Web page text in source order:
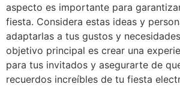
aspecto es importante para
fiesta. Considera estas ideas y
adaptarlas a tus gustos y
objetivo principal es crear una
para tus invitados y asegurarte de
recuerdos increíbles de tu fiesta